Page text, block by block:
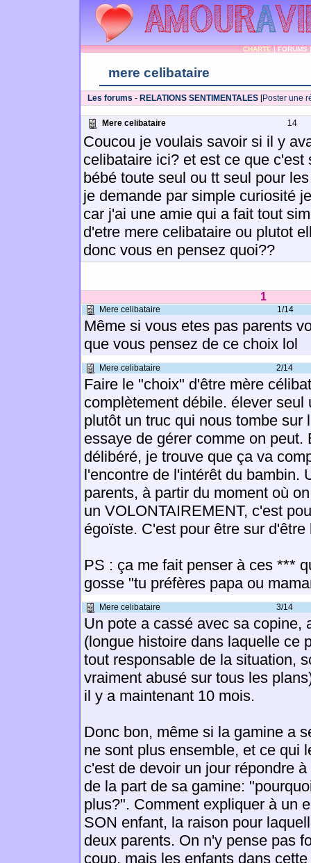
CHARTE|FORUMS
mere celibataire
Les forums - RELATIONS SENTIMENTALES [Poster une
Mere celibataire 14
Coucou je voulais savoir si il y
celibataire ici? et est ce que c'est
bébé toute seul ou tt seul pour
je demande par simple curiosité
car j'ai une amie qui a fait tout
d'etre mere celibataire ou plutot
donc vous en pensez quoi??
1
Mere celibataire 1/14
Même si vous etes pas parents
que vous pensez de ce choix lol
Mere celibataire 2/14
Faire le "choix" d'être mère
complètement débile. élever seul
plutôt un truc qui nous tombe sur
essaye de gérer comme on peut.
délibéré, je trouve que ça va
l'encontre de l'intérêt du bambin.
parents, à partir du moment où
un VOLONTAIREMENT, c'est
égoïste. C'est pour être sur
PS : ça me fait penser à ces ***
gosse "tu préfères papa ou
Mere celibataire 3/14
Un pote a cassé avec sa copine,
(longue histoire dans laquelle ce
tout responsable de la situation,
vraiment abusé sur tous les
il y a maintenant 10 mois.
Donc bon, même si la gamine a
ne sont plus ensemble, et ce qui
c'est de devoir un jour répondre
de la part de sa gamine:
plus?". Comment expliquer à un
SON enfant, la raison pour
deux parents. On n'y pense pas
coup, mais les enfants dans